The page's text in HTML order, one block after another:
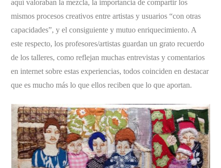
aquí valoraban la mezcla, la importancia de compartir los
mismos procesos creativos entre artistas y usuarios “con otras
capacidades”, y el consiguiente y mutuo enriquecimiento. A
este respecto, los profesores/artistas guardan un grato recuerdo
de los talleres, como reflejan muchas entrevistas y comentarios
en internet sobre estas experiencias, todos coinciden en destacar
que es mucho más lo que ellos reciben que lo que aportan.